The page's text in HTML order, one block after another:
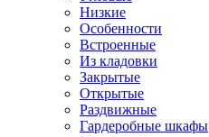
Низкие
Особенности
Встроенные
Из кладовки
Закрытые
Открытые
Раздвижные
Гардеробные шкафы